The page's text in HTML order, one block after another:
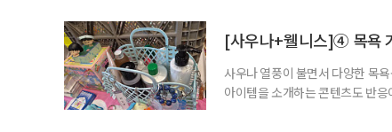
막까지. 시간이 멈춘 듯한 대자연
[사우나+웰니스]④ 목욕
사우나 열풍이 불면서 다양한 목
아이템을 소개하는 콘텐츠도 반